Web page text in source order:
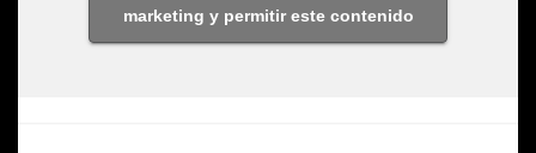
marketing y permitir este contenido